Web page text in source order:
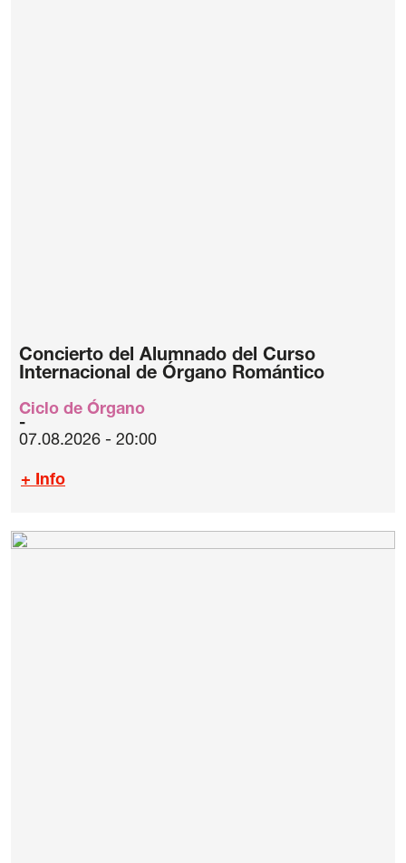
Concierto del Alumnado del Curso
Internacional de Órgano Romántico
Ciclo de Órgano
07.08.2026 - 20:00
+ Info